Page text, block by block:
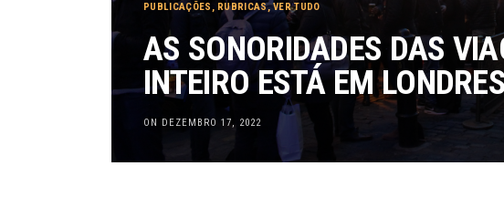
PUBLICAÇÕES , RUBRICAS,VER TUDO
AS SONORIDADES DAS
INTEIRO ESTÁ EM LONDRES
ON DEZEMBRO 17, 2022